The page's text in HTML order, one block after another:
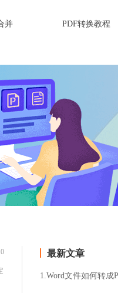
并 PDF转换教程
最新文章